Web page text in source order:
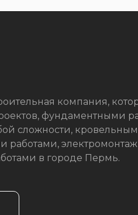
компания,
фундаментными
сложности,
работами,
в городе Пермь.